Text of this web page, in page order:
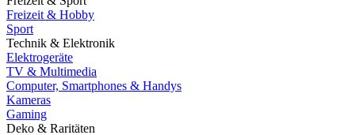
Freizeit & Hobby
Sport
Technik & Elektronik
Elektrogeräte
TV & Multimedia
Computer, Smartphones & Handys
Kameras
Gaming
Deko & Raritäten